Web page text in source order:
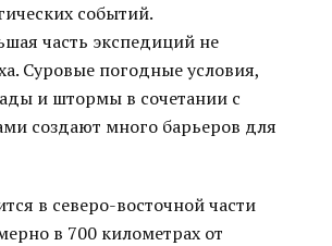
событий.
часть экспедиций не
Суровые погодные условия,
и штормы в сочетании с
создают много барьеров для
в северо-восточной части
в 700 километрах от